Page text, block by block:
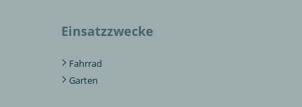
Einsatzzwecke
Fahrrad
Garten